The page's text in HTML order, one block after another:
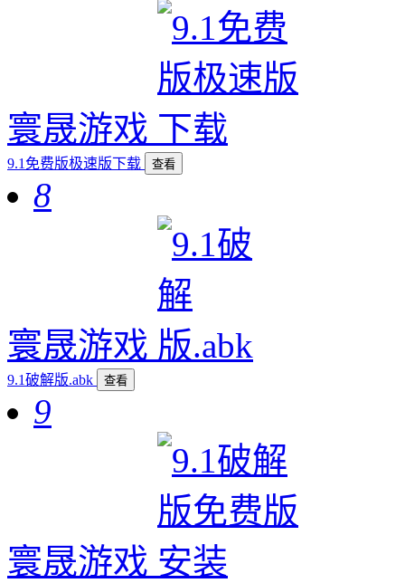
寰晟游戏
9.1免费版极速版下载 查看
8
寰晟游戏
9.1破解版.abk 查看
9
寰晟游戏